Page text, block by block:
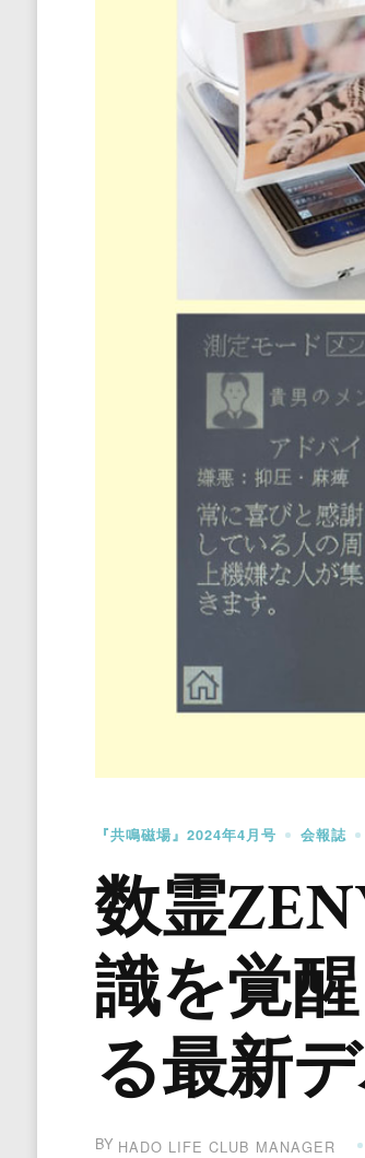
『共鳴磁場』2024年4月号 会報誌
数霊
識を覚
る最新
BY HADO LIFE CLUB MANAGER